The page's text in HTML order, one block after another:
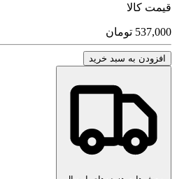
قیمت کالا
537,000 تومان
افزودن به سبد خرید